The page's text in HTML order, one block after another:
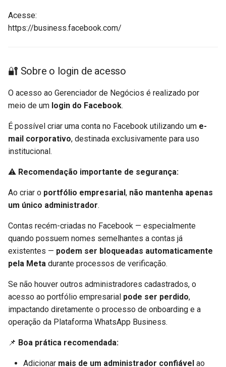
Acesse:
https://business.facebook.com/
🔐 Sobre o login de acesso
O acesso ao Gerenciador de Negócios é realizado por
meio de um login do Facebook.
É possível criar uma conta no Facebook utilizando um e-
mail corporativo, destinada exclusivamente para uso
institucional.
⚠️ Recomendação importante de segurança:
Ao criar o portfólio empresarial, não mantenha apenas
um único administrador.
Contas recém-criadas no Facebook — especialmente
quando possuem nomes semelhantes a contas já
existentes — podem ser bloqueadas automaticamente
pela Meta durante processos de verificação.
Se não houver outros administradores cadastrados, o
acesso ao portfólio empresarial pode ser perdido,
impactando diretamente o processo de onboarding e a
operação da Plataforma WhatsApp Business.
📌 Boa prática recomendada:
Adicionar mais de um administrador confiável ao